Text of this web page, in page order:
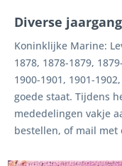
Diverse
Koninklijke Marine:
1878, 1878-1879,
1900-1901, 1901-
goede staat. Tijdens
mededelingen vakje
bestellen, of mail met